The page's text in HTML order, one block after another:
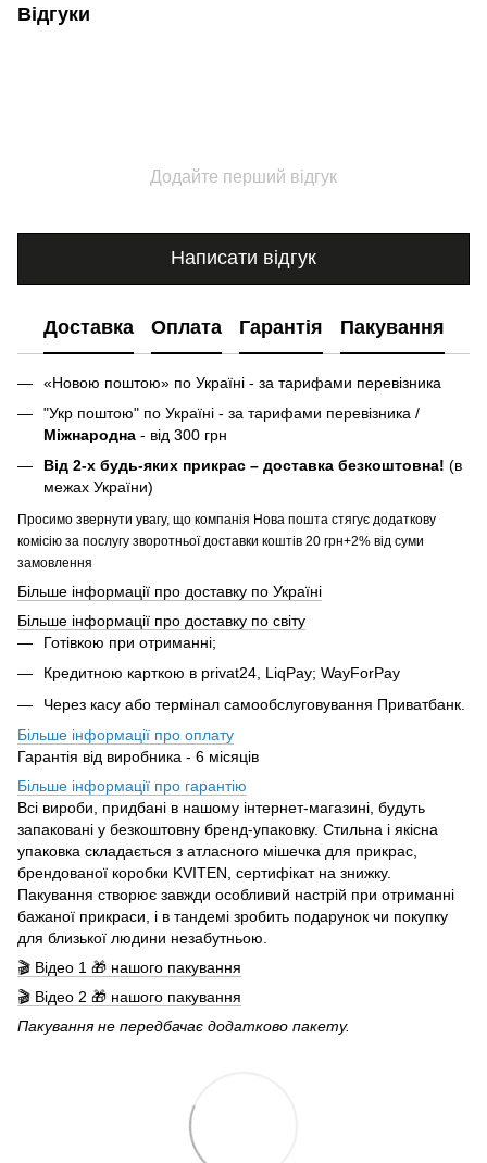
Відгуки
Додайте перший відгук
Написати відгук
Доставка Оплата Гарантія Пакування
«Новою поштою» по Україні - за тарифами перевізника
"Укр поштою" по Україні - за тарифами перевізника /
Міжнародна - від 300 грн
Від 2-х будь-яких прикрас – доставка безкоштовна! (в
межах України)
Просимо звернути увагу, що компанія Нова пошта стягує додаткову
комісію за послугу зворотньої доставки коштів 20 грн+2% від суми
замовлення
Більше інформації про доставку по Україні
Більше інформації про доставку по світу
Готівкою при отриманні;
Кредитною карткою в privat24, LiqPay; WayForPay
Через касу або термінал самообслуговування Приватбанк.
Більше інформації про оплату
Гарантія від виробника - 6 місяців
Більше інформації про гарантію
Всі вироби, придбані в нашому інтернет-магазині, будуть
запаковані у безкоштовну бренд-упаковку. Стильна і якісна
упаковка складається з атласного мішечка для прикрас,
брендованої коробки KVITEN, сертифікат на знижку.
Пакування створює завжди особливий настрій при отриманні
бажаної прикраси, і в тандемі зробить подарунок чи покупку
для близької людини незабутньою.
🎬 Відео 1 🎁 нашого пакування
🎬 Відео 2 🎁 нашого пакування
Пакування не передбачає додатково пакету.